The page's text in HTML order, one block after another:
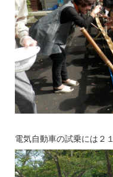
電気自動車の試乗には２